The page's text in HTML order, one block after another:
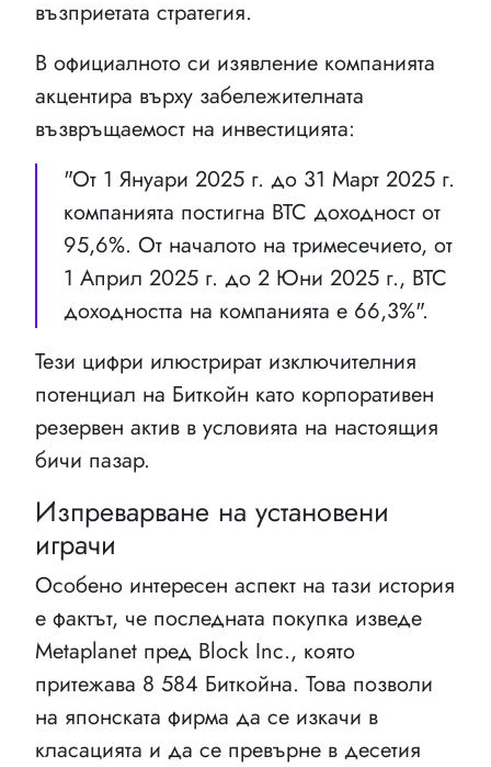
възприетата стратегия.
В официалното си изявление компанията
акцентира върху забележителната
възвръщаемост на инвестицията:
"От 1 Януари 2025 г. до 31 Март 2025 г.
компанията постигна BTC доходност от
95,6%. От началото на тримесечието, от
1 Април 2025 г. до 2 Юни 2025 г., BTC
доходността на компанията е 66,3%".
Тези цифри илюстрират изключителния
потенциал на Биткойн като корпоративен
резервен актив в условията на настоящия
бичи пазар.
Изпреварване на установени
играчи
Особено интересен аспект на тази история
е фактът, че последната покупка изведе
Metaplanet пред Block Inc., която
притежава 8 584 Биткойна. Това позволи
на японската фирма да се изкачи в
класацията и да се превърне в десетия